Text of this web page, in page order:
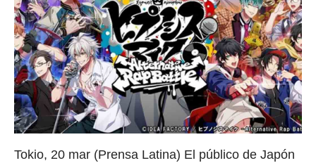
Tokio, 20 mar (Prensa Latina) El público de Japón